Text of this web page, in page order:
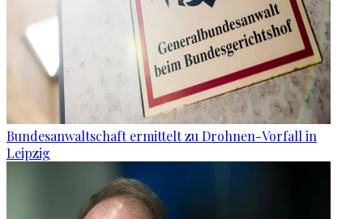
Bundesanwaltschaft ermittelt zu Drohnen-Vorfall in
Leipzig